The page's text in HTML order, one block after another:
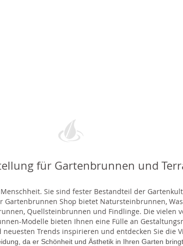
für Gartenbrunnen und
Sie sind fester Bestandteil der
Gartenbrunnen Shop bietet Natursteinbrunnen,
Quellsteinbrunnen und Findlinge. Die vielen
Modelle bieten Ihnen eine Fülle an
Trends inspirieren und entdecken Sie die
da er Schönheit und Ästhetik in Ihren Garten